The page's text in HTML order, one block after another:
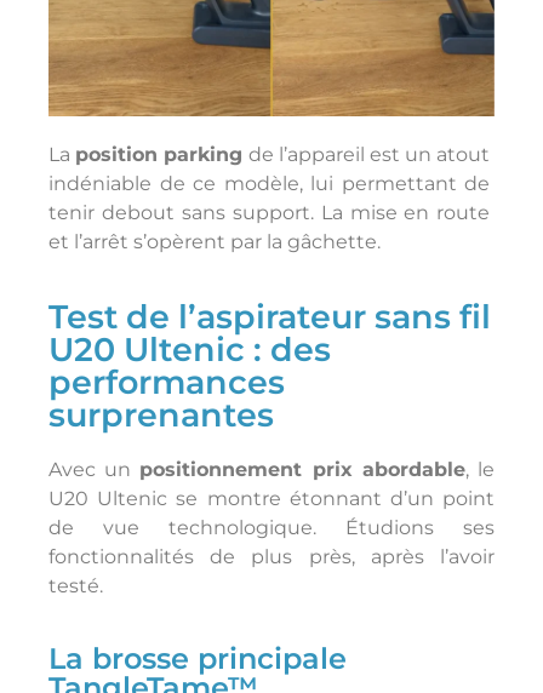
La position parking de l’appareil est un atout
indéniable de ce modèle, lui permettant de
tenir debout sans support. La mise en route
et l’arrêt s’opèrent par la gâchette.
Test de l’aspirateur sans fil
U20 Ultenic : des
performances
surprenantes
Avec un positionnement prix abordable, le
U20 Ultenic se montre étonnant d’un point
de vue technologique. Étudions ses
fonctionnalités de plus près, après l’avoir
testé.
La brosse principale